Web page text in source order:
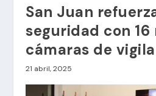
San Juan
seguridad con 16
cámaras de
21 abril, 2025